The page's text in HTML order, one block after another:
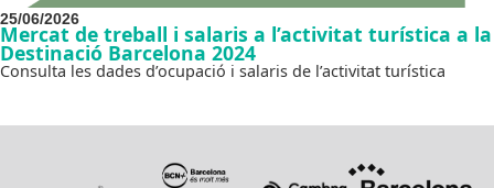
25/06/2026
Mercat de treball i salaris a l’activitat turística a la
Destinació Barcelona 2024
Consulta les dades d’ocupació i salaris de l’activitat turística